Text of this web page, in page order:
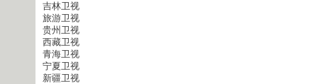
吉林卫视
旅游卫视
贵州卫视
西藏卫视
青海卫视
宁夏卫视
新疆卫视